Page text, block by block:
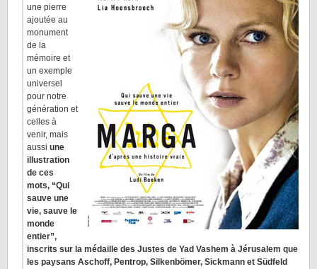
une pierre
ajoutée au
monument
de la
mémoire et
un exemple
universel
pour notre
génération et
celles à
venir, mais
aussi une
illustration
de ces
mots, “Qui
sauve une
vie, sauve le
monde
entier”,
inscrits sur la médaille des Justes de Yad Vashem à Jérusalem que
les paysans Aschoff, Pentrop, Silkenbömer, Sickmann et Südfeld